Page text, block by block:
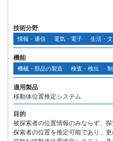
技術分野
情報・通信 電気・電子 生活・
機能
機械・部品の製造 検査・検出
適用製品
移動体位置推定システム
目的
被探索者の位置情報のみならず、
探索者の位置を推定可能であり、